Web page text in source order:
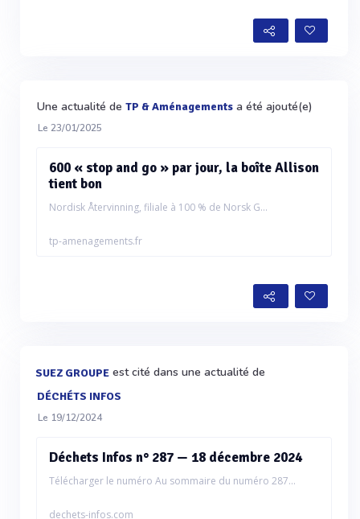
Une actualité de TP & Aménagements a été ajouté(e)
Le 23/01/2025
600 « stop and go » par jour, la boîte Allison
tient bon
Nordisk Återvinning, filiale à 100 % de Norsk G...
tp-amenagements.fr
SUEZ GROUPE est cité dans une actualité de
DÉCHÉTS INFOS
Le 19/12/2024
Déchets Infos n° 287 — 18 décembre 2024
Télécharger le numéro Au sommaire du numéro 287...
dechets-infos.com